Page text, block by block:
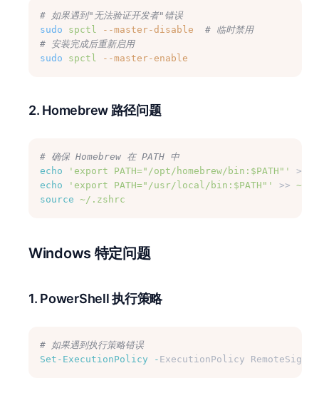
# 如果遇到"无法验证开发者"错误
sudo
spctl --master-disable
# 临时禁用
# 安装完成后重新启用
sudo
spctl --master-enable
2. Homebrew 路径问题
# 确保 Homebrew 在 PATH 中
echo
'export PATH="/opt/homebrew/bin:$PATH"' >>
echo
'export PATH="/usr/local/bin:$PATH"' >> ~/
source ~/.zshrc
Windows 特定问题
1. PowerShell 执行策略
# 如果遇到执行策略错误
Set-ExecutionPolicy
- ExecutionPolicy